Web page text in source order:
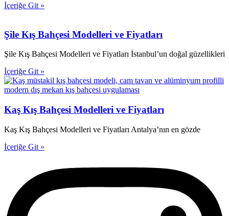
İçeriğe Git »
Şile Kış Bahçesi Modelleri ve Fiyatları
Şile Kış Bahçesi Modelleri ve Fiyatları İstanbul’un doğal güzellikleri
İçeriğe Git »
Kaş Kış Bahçesi Modelleri ve Fiyatları
Kaş Kış Bahçesi Modelleri ve Fiyatları Antalya’nın en gözde
İçeriğe Git »